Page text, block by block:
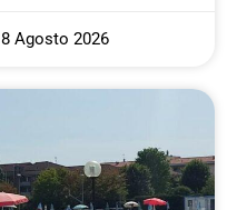
8 Agosto 2026